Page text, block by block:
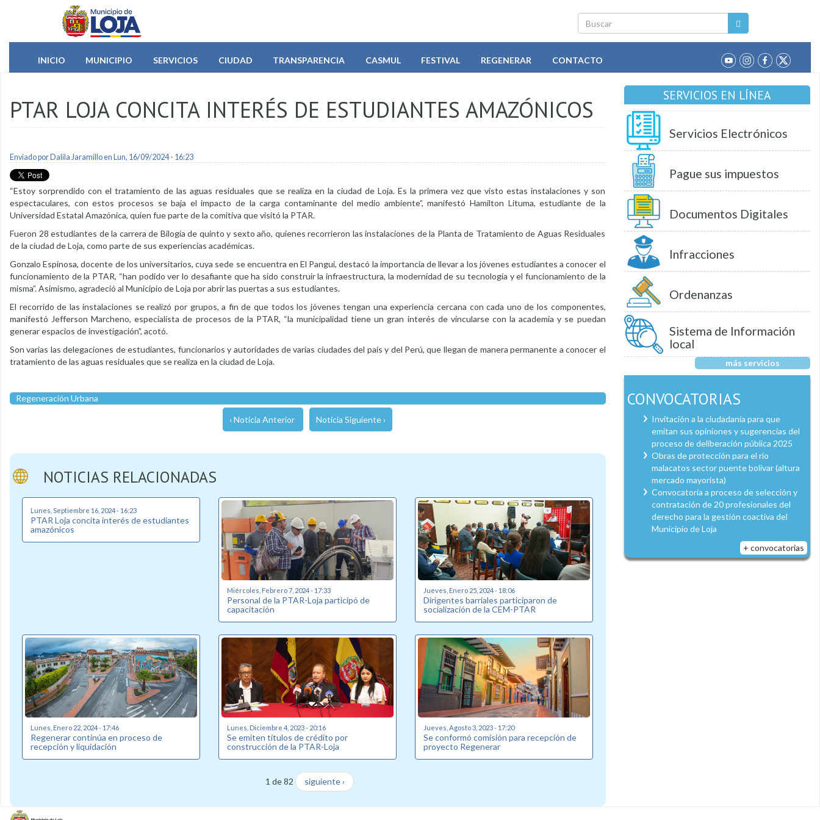
Pasar al contenido principal
Buscar
INICIO
MUNICIPIO SERVICIOS CIUDAD TRANSPARENCIA CASMUL FESTIVAL REGENERAR CONTACTO
PTAR LOJA CONCITA INTERÉS DE ESTUDIANTES AMAZÓNICOS
Enviado por Dalila Jaramilloen Lun, 16/09/2024 - 16:23
“Estoy sorprendido con el tratamiento de las aguas residuales que se realiza en la ciudad de Loja. Es la primera vez que visto estas instalaciones y son
espectaculares, con estos procesos se baja el impacto de la carga contaminante del medio ambiente”, manifestó Hamilton Lituma, estudiante de la
Universidad Estatal Amazónica, quien fue parte de la comitiva que visitó la PTAR.
Fueron 28 estudiantes de la carrera de Bilogía de quinto y sexto año, quienes recorrieron las instalaciones de la Planta de Tratamiento de Aguas Residuales
de la ciudad de Loja, como parte de sus experiencias académicas.
Gonzalo Espinosa, docente de los universitarios, cuya sede se encuentra en El Pangui, destacó la importancia de llevar a los jóvenes estudiantes a conocer el
funcionamiento de la PTAR, “han podido ver lo desafiante que ha sido construir la infraestructura, la modernidad de su tecnología y el funcionamiento de la
misma”. Asimismo, agradeció al Municipio de Loja por abrir las puertas a sus estudiantes.
El recorrido de las instalaciones se realizó por grupos, a fin de que todos los jóvenes tengan una experiencia cercana con cada uno de los componentes,
manifestó Jefferson Marcheno, especialista de procesos de la PTAR, “la municipalidad tiene un gran interés de vincularse con la academia y se puedan
generar espacios de investigación”, acotó.
Son varias las delegaciones de estudiantes, funcionarios y autoridades de varias ciudades del país y del Perú, que llegan de manera permanente a conocer el
tratamiento de las aguas residuales que se realiza en la ciudad de Loja.
Regeneración Urbana
‹ Noticia Anterior Noticia Siguiente ›
NOTICIAS RELACIONADAS
Lunes, Septiembre 16, 2024 - 16:23
PTAR Loja concita interés de estudiantes
amazónicos
Miércoles, Febrero 7, 2024 - 17:33
Personal de la PTAR-Loja participó de
capacitación
Jueves, Enero 25, 2024 - 18:06
Dirigentes barriales participaron de
socialización de la CEM-PTAR
Lunes, Enero 22, 2024 - 17:46
Regenerar continúa en proceso de
recepción y liquidación
Lunes, Diciembre 4, 2023 - 20:16
Se emiten títulos de crédito por
construcción de la PTAR-Loja
Jueves, Agosto 3, 2023 - 17:20
Se conformó comisión para recepción de
proyecto Regenerar
1 de 82 siguiente ›
SERVICIOS EN LÍNEA
Servicios Electrónicos
Pague sus impuestos
Documentos Digitales
Infracciones
Ordenanzas
Sistema de Información
local
más servicios
CONVOCATORIAS
Invitación a la ciudadanía para que
emitan sus opiniones y sugerencias del
proceso de deliberación pública 2025
Obras de protección para el río
malacatos sector puente bolívar (altura
mercado mayorista)
Convocatoria a proceso de selección y
contratación de 20 profesionales del
derecho para la gestión coactiva del
Municipio de Loja
+ convocatorias